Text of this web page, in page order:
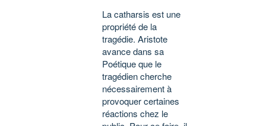
La catharsis est une
propriété de la
tragédie. Aristote
avance dans sa
Poétique que le
tragédien cherche
nécessairement à
provoquer certaines
réactions chez le